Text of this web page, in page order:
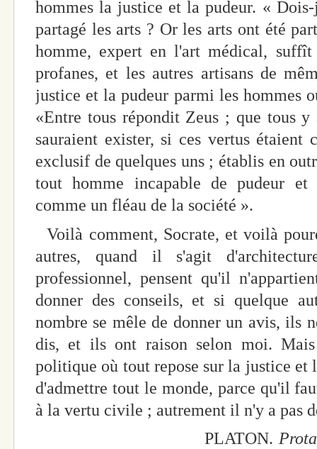
hommes la justice et la pudeur. «
partagé les arts ? Or les arts ont été
homme, expert en l'art médical,
profanes, et les autres artisans de
justice et la pudeur parmi les hommes
«Entre tous répondit Zeus ; que tous
sauraient exister, si ces vertus
exclusif de quelques uns ; établis en
tout homme incapable de pudeur et
comme un fléau de la société ».
Voilà comment, Socrate, et voilà
autres, quand il s'agit
professionnel, pensent qu'il
donner des conseils, et si quelque
nombre se mêle de donner un avis, ils
dis, et ils ont raison selon moi.
politique où tout repose sur la justice et
d'admettre tout le monde, parce qu'il
à la vertu civile ; autrement il n'y a pas
PLATON.